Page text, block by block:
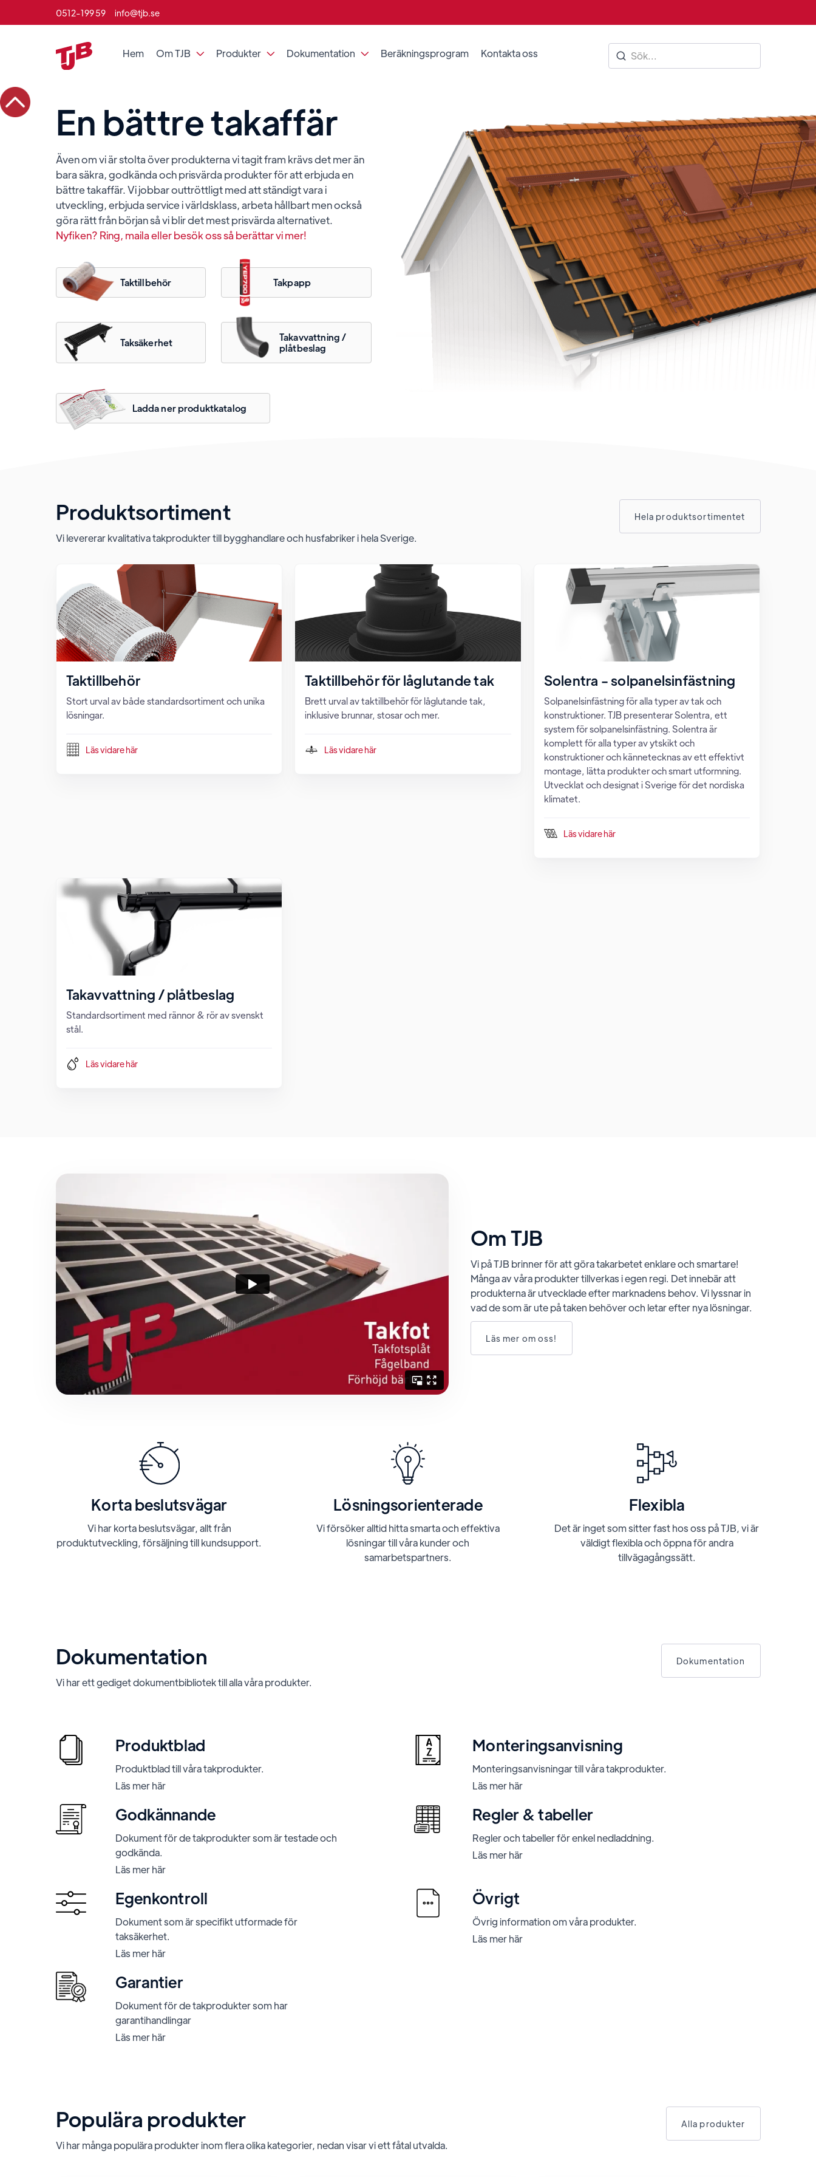
0512-199 59 info@tjb.se
Hem Om TJB  Produkter  Dokumentation  Beräkningsprogram Kontakta oss
En bättre takaffär
Även om vi är stolta över produkterna vi tagit fram krävs det mer än
bara säkra, godkända och prisvärda produkter för att erbjuda en
bättre takaffär. Vi jobbar outtröttligt med att ständigt vara i
utveckling, erbjuda service i världsklass, arbeta hållbart men också
göra rätt från början så vi blir det mest prisvärda alternativet.
Nyfiken? Ring, maila eller besök oss så berättar vi mer!
Taktillbehör Takpapp
Taksäkerhet
Takavvattning /
plåtbeslag
Ladda ner produktkatalog
Produktsortiment
Vi levererar kvalitativa takprodukter till bygghandlare och husfabriker i hela Sverige.
Hela produktsortimentet
Taktillbehör
Stort urval av både standardsortiment och unika
lösningar.
Läs vidare här
Taktillbehör för låglutande tak
Brett urval av taktillbehör för låglutande tak,
inklusive brunnar, stosar och mer.
Läs vidare här
Solentra - solpanelsinfästning
Solpanelsinfästning för alla typer av tak och
konstruktioner. TJB presenterar Solentra, ett
system för solpanelsinfästning. Solentra är
komplett för alla typer av ytskikt och
konstruktioner och kännetecknas av ett effektivt
montage, lätta produkter och smart utformning.
Utvecklat och designat i Sverige för det nordiska
klimatet.
Läs vidare här
Takavvattning / plåtbeslag
Standardsortiment med rännor & rör av svenskt
stål.
Läs vidare här
Om TJB
Vi på TJB brinner för att göra takarbetet enklare och smartare!
Många av våra produkter tillverkas i egen regi. Det innebär att
produkterna är utvecklade efter marknadens behov. Vi lyssnar in
vad de som är ute på taken behöver och letar efter nya lösningar.
Läs mer om oss!
Korta beslutsvägar
Vi har korta beslutsvägar, allt från
produktutveckling, försäljning till kundsupport.
Lösningsorienterade
Vi försöker alltid hitta smarta och effektiva
lösningar till våra kunder och
samarbetspartners.
Flexibla
Det är inget som sitter fast hos oss på TJB, vi är
väldigt flexibla och öppna för andra
tillvägagångssätt.
Dokumentation
Vi har ett gediget dokumentbibliotek till alla våra produkter.
Dokumentation
Produktblad
Produktblad till våra takprodukter.
Läs mer här
Monteringsanvisning
Monteringsanvisningar till våra takprodukter.
Läs mer här
Godkännande
Dokument för de takprodukter som är testade och
godkända.
Läs mer här
Regler & tabeller
Regler och tabeller för enkel nedladdning.
Läs mer här
Egenkontroll
Dokument som är specifikt utformade för
taksäkerhet.
Läs mer här
Övrigt
Övrig information om våra produkter.
Läs mer här
Garantier
Dokument för de takprodukter som har
garantihandlingar
Läs mer här
Populära produkter
Vi har många populära produkter inom flera olika kategorier, nedan visar vi ett fåtal utvalda.
Alla produkter